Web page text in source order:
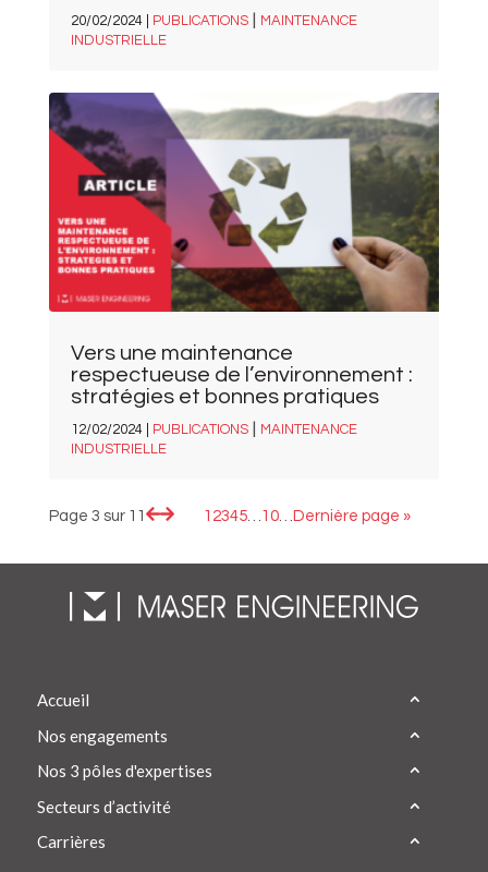
20/02/2024 | PUBLICATIONS| MAINTENANCE
INDUSTRIELLE
Vers une maintenance
respectueuse de l’environnement :
stratégies et bonnes pratiques
12/02/2024 | PUBLICATIONS| MAINTENANCE
INDUSTRIELLE
Page 3 sur 11 1 2345… 10… Dernière page »
Accueil
Nos engagements
Nos 3 pôles d'expertises
Secteurs d’activité
Carrières